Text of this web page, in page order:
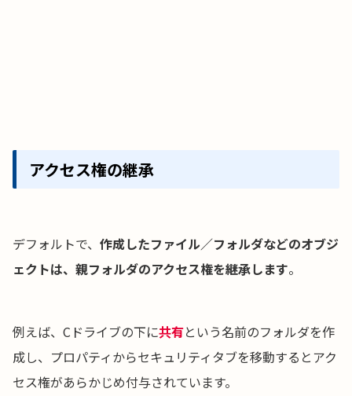
アクセス権の継承
デフォルトで、 作成したファイル／フォルダなどのオブジ
ェクトは、親フォルダのアクセス権を継承します。
例えば、Cドライブの下に共有という名前のフォルダを作
成し、プロパティからセキュリティタブを移動するとアク
セス権があらかじめ付与されています。